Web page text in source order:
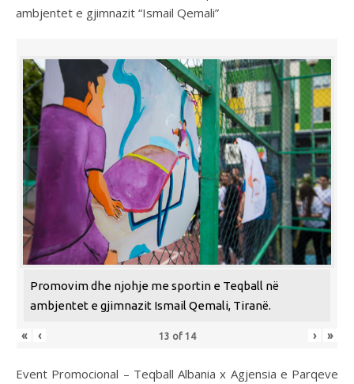
ambjentet e gjimnazit “Ismail Qemali”
Promovim dhe njohje me sportin e Teqball në
ambjentet e gjimnazit Ismail Qemali, Tiranë.
« ‹ 13 of 14 › »
Event Promocional – Teqball Albania x Agjensia e Parqeve